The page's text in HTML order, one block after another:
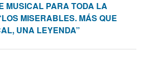
MUSICAL PARA TODA LA
MISERABLES. MÁS QUE
UNA LEYENDA”